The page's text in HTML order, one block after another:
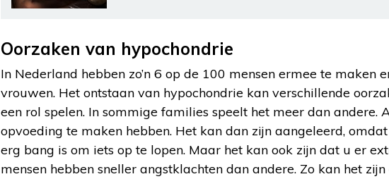
Oorzaken van hypochondrie
In Nederland hebben zo’n 6 op de 100 mensen ermee te maken
vrouwen. Het ontstaan van hypochondrie kan verschillende
een rol spelen. In sommige families speelt het meer dan andere.
opvoeding te maken hebben. Het kan dan zijn aangeleerd,
erg bang is om iets op te lopen. Maar het kan ook zijn dat u er
mensen hebben sneller angstklachten dan andere. Zo kan het